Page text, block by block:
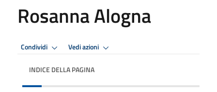
Rosanna Alogna
Condividi Vedi azioni
INDICE DELLA PAGINA